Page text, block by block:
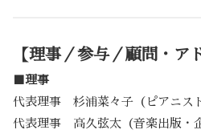
【理事／参与／顧問・ア
■理事
代表理事 杉浦菜々子（ピアニス
代表理事 高久弦太（音楽出版・